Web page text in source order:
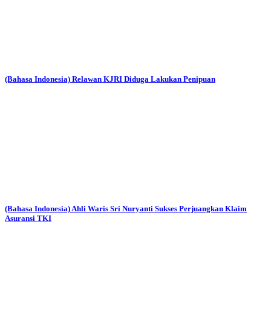
(Bahasa Indonesia) Relawan KJRI Diduga Lakukan Penipuan
(Bahasa Indonesia) Ahli Waris Sri Nuryanti Sukses Perjuangkan Klaim
Asuransi TKI